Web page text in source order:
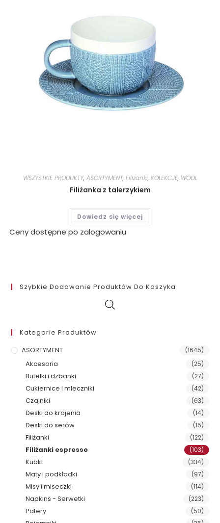
WSZYSTKIE PRODUKTY, ASORTYMENT, Filiżanki, KOLEKCJE, WOOL
Filiżanka z talerzykiem
Dowiedz się więcej
Ceny dostępne po zalogowaniu
Szybkie Dodawanie Produktów Do Koszyka
Kategorie Produktów
ASORTYMENT
(1645)
Akcesoria (25)
Butelki i dzbanki (27)
Cukiernice i mleczniki (42)
Czajniki (63)
Deski do krojenia (14)
Deski do serów (15)
Filiżanki (122)
Filiżanki espresso (103)
Kubki (334)
Maty i podkładki (97)
Misy i miseczki (114)
Napkins - Serwetki (223)
Patery (50)